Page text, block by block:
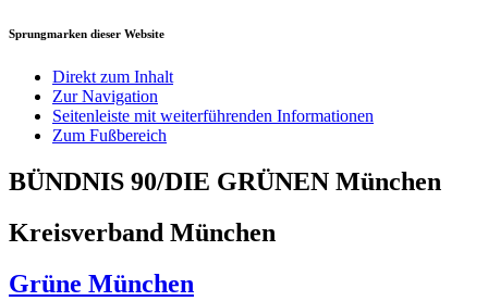
Sprungmarken dieser Website
Direkt zum Inhalt
Zur Navigation
Seitenleiste mit weiterführenden Informationen
Zum Fußbereich
BÜNDNIS 90/DIE GRÜNEN München
Kreisverband München
Grüne München